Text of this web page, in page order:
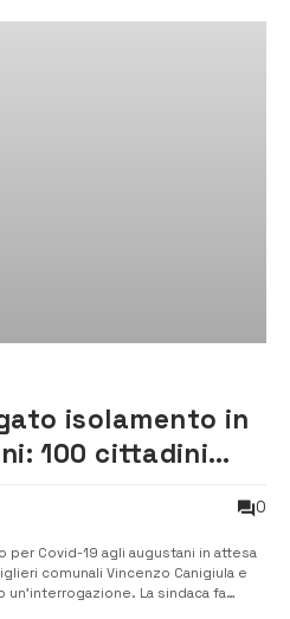
isolamento in
100 cittadini
0
Covid-19 agli augustani in attesa
comunali Vincenzo Canigiula e
un’interrogazione. La sindaca fa